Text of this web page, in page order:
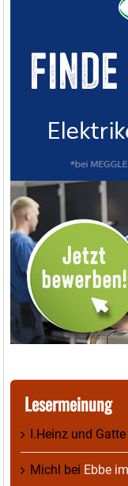
Lesermeinung
I.Heinz und Gatte
Michl bei Ebbe